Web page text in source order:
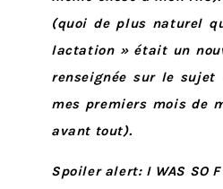
(quoi de plus naturel
lactation » était un
renseignée sur le sujet
mes premiers mois de
avant tout).
Spoiler alert: I WAS SO